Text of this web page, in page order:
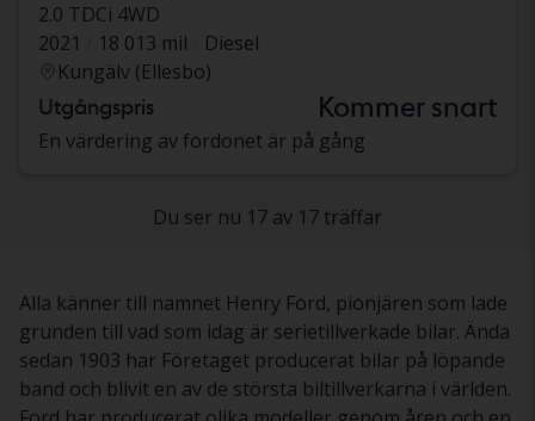
2.0 TDCi 4WD
2021
18 013 mil
Diesel
Kungälv (Ellesbo)
Utgångspris Kommer snart
En värdering av fordonet är på gång
Du ser nu 17 av 17 träffar
Alla känner till namnet Henry Ford, pionjären som lade
grunden till vad som idag är serietillverkade bilar. Ända
sedan 1903 har Företaget producerat bilar på löpande
band och blivit en av de största biltillverkarna i världen.